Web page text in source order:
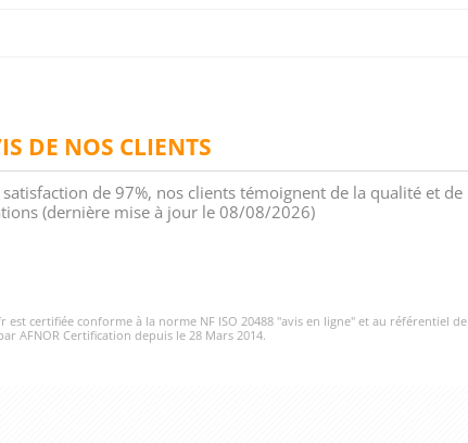
DE NOS CLIENTS
de 97%, nos clients témoignent de la qualité et de
(dernière mise à jour le 08/08/2026)
est certifiée conforme à la norme NF ISO 20488 "avis en ligne" et au référentiel de
AFNOR Certification depuis le 28 Mars 2014.